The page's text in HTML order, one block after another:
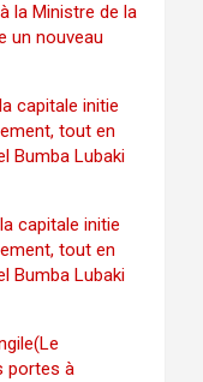
la Ministre de la
un nouveau
capitale initie
tout en
Bumba Lubaki
capitale initie
tout en
Bumba Lubaki
portes à